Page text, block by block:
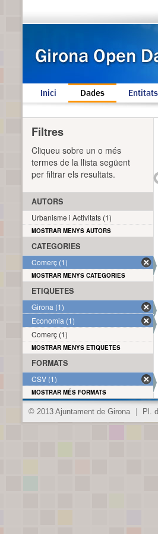
Inici Dades
Filtres
Cliqueu sobre un o més
termes de la llista següent
per filtrar els resultats.
AUTORS
Urbanisme i Activitats (1)
MOSTRAR MENYS AUTORS
CATEGORIES
Comerç (1)
MOSTRAR MENYS CATEGORIES
ETIQUETES
Girona (1)
Economia (1)
Comerç (1)
MOSTRAR MENYS ETIQUETES
FORMATS
CSV (1)
MOSTRAR MÉS FORMATS
© 2013 Ajuntament de Girona Pl.